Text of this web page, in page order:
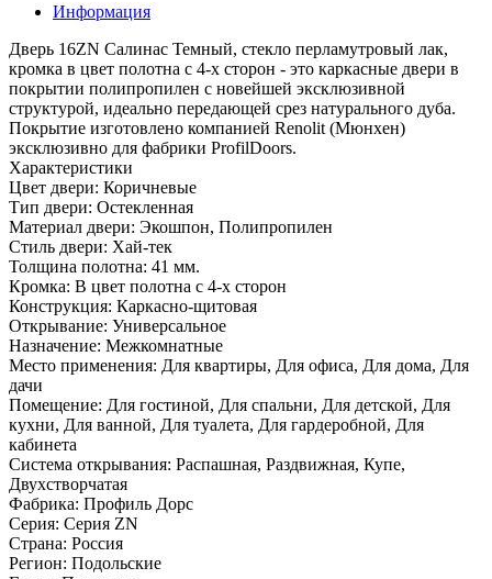
Информация
Дверь 16ZN Салинас Темный, стекло перламутровый лак,
кромка в цвет полотна с 4-х сторон - это каркасные двери в
покрытии полипропилен с новейшей эксклюзивной
структурой, идеально передающей срез натурального дуба.
Покрытие изготовлено компанией Renolit (Мюнхен)
эксклюзивно для фабрики ProfilDoors.
Характеристики
Цвет двери: Коричневые
Тип двери: Остекленная
Материал двери: Экошпон, Полипропилен
Стиль двери: Хай-тек
Толщина полотна: 41 мм.
Кромка: В цвет полотна с 4-х сторон
Конструкция: Каркасно-щитовая
Открывание: Универсальное
Назначение: Межкомнатные
Место применения: Для квартиры, Для офиса, Для дома, Для
дачи
Помещение: Для гостиной, Для спальни, Для детской, Для
кухни, Для ванной, Для туалета, Для гардеробной, Для
кабинета
Система открывания: Распашная, Раздвижная, Купе,
Двухстворчатая
Фабрика: Профиль Дорс
Серия: Серия ZN
Страна: Россия
Регион: Подольские